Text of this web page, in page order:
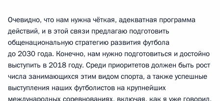
Очевидно, что нам нужна чёткая, адекватная программа
действий, и в этой связи предлагаю подготовить
общенациональную стратегию развития футбола
до 2030 года. Конечно, нам нужно подготовиться и достойно
выступить в 2018 году. Среди приоритетов должен быть рост
числа занимающихся этим видом спорта, а также успешные
выступления наших футболистов на крупнейших
международных соревнованиях, включая, как я уже говорил,